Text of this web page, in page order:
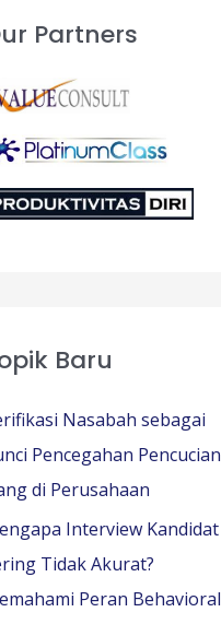
Partners
Baru
Nasabah sebagai
Pencegahan Pencucian
di Perusahaan
Interview Kandidat
Tidak Akurat?
Peran Behavioral